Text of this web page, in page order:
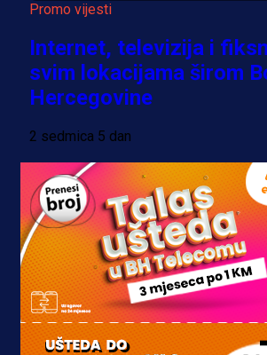
Promo vijesti
Internet, televizija i
svim lokacijama širom
Hercegovine
2 sedmica 5 dan